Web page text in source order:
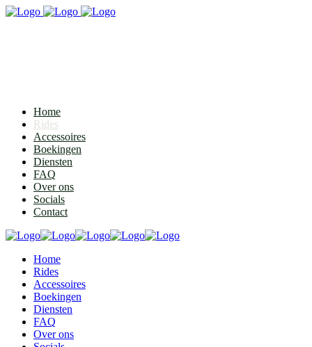
Home
Rides
Accessoires
Boekingen
Diensten
FAQ
Over ons
Socials
Contact
Home
Rides
Accessoires
Boekingen
Diensten
FAQ
Over ons